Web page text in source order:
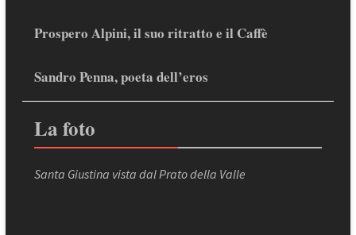
Prospero Alpini, il suo ritratto e il Caffè
Sandro Penna, poeta dell’eros
La foto
Santa Giustina vista dal Prato della Valle